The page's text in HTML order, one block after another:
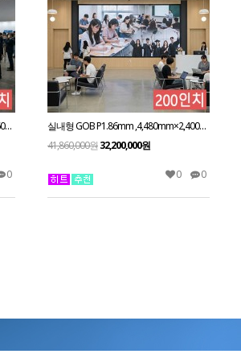
실내형 GOB P1.86mm ,5,760mm×3,360mm ,263인치 대형스크린
0
실내형 GOB P1.86mm ,4,480mm×2,400mm ,200인치 대형스크린
41,860,000원32,200,000원
0 0